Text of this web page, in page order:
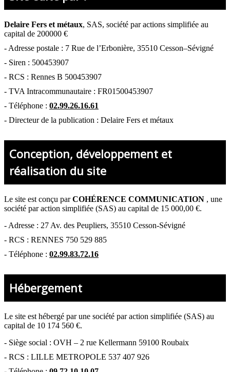
Delaire Fers et métaux, SAS, société par actions simplifiée au
capital de 200000 €
- Adresse postale : 7 Rue de l’Erbonière, 35510 Cesson–Sévigné
- Siren : 500453907
- RCS : Rennes B 500453907
- TVA Intracommunautaire : FR01500453907
- Téléphone : 02.99.26.16.61
- Directeur de la publication : Delaire Fers et métaux
Conception, développement et
réalisation du site
Le site est conçu parCOHÉRENCE COMMUNICATION , une
société par action simplifiée (SAS) au capital de 15 000,00 €.
- Adresse : 27 Av. des Peupliers, 35510 Cesson-Sévigné
- RCS : RENNES 750 529 885
- Téléphone : 02.99.83.72.16
Hébergement
Le site est hébergé parune société par action simplifiée (SAS) au
capital de 10 174 560 €.
- Siège social : OVH – 2 rue Kellermann 59100 Roubaix
- RCS : LILLE METROPOLE 537 407 926